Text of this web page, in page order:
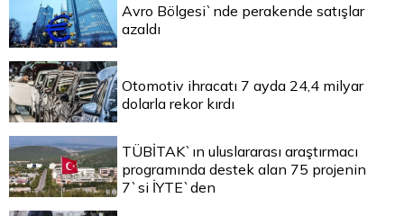
Avro Bölgesi`nde perakende satışlar
azaldı
Otomotiv ihracatı 7 ayda 24,4 milyar
dolarla rekor kırdı
TÜBİTAK`ın uluslararası araştırmacı
programında destek alan 75 projenin
7`si İYTE`den